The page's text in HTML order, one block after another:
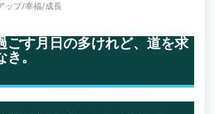
ップ/幸福/成長
ごす月日の多けれど、道を求
。